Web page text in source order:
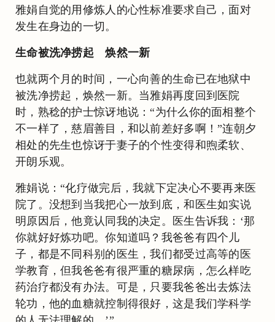
雅娟自觉的用修炼人的心性标准要求自己，面对
发生在身边的一切。
生命被洗净捞起 焕然一新
也就两个月的时间，一心向善的生命已在地狱中
被洗净捞起，焕然一新。当雅娟再度回到医院
时，熟稔的护士惊讶地说：“为什么你的面相整个
不一样了，慈眉善目，和以前差好多啊！”连朝夕
相处的先生也惊讶于妻子的个性变得和煦柔软、
开朗乐观。
雅娟说：“化疗做完后，我就下定决心不要再来医
院了。没想到当我把心一放到底，和医生如实说
明原因后，他竟认同我的决定。医生告诉我：‘那
你就好好炼功吧。你知道吗？我爸爸有四个儿
子，都是不同科别的医生，我们都受过高等的医
学教育，但我爸爸有很严重的糖尿病，怎么样吃
药治疗都没有办法。可是，只要我爸爸出去炼法
轮功，他的血糖就控制得很好，这是我们学科学